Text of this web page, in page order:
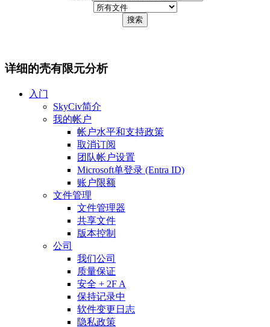
详细的壳有限元分析
入门
SkyCiv简介
我的帐户
帐户水平和支持政策
取消订阅
团队帐户设置
Microsoft单登录 (Entra ID)
账户限额
文件管理
文件管理器
共享文件
版本控制
公司
我们公司
质量保证
安全 + 2F A
保持记录中
软件变更日志
隐私政策